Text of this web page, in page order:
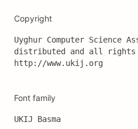
Copyright
Uyghur Computer Science
distributed and all rights
http://www.ukij.org
Font family
UKIJ Basma